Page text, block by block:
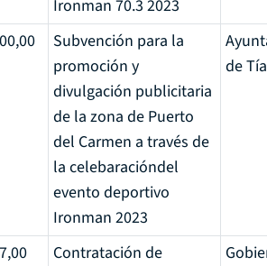
Ironman 70.3 2023
Subvención para la
promoción y
divulgación publicitaria
de la zona de Puerto
del Carmen a través de
la celebaracióndel
evento deportivo
Ironman 2023
de
Contratación de